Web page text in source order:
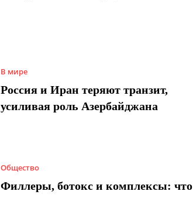
В мире
Россия и Иран теряют транзит,
усиливая роль Азербайджана
Общество
Филлеры, ботокс и комплексы: что